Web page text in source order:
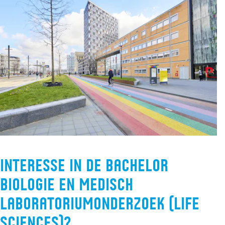
Interesse in de bachelor
Biologie en Medisch
Laboratoriumonderzoek (Life